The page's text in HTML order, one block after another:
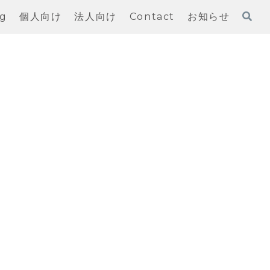
個人向け 法人向け Contact お知らせ